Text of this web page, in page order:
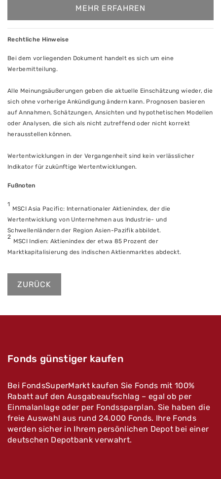
MEHR ERFAHREN
Rechtliche Hinweise
Bei dem vorliegenden Dokument handelt es sich um eine
Werbemitteilung.
Alle Meinungsäußerungen geben die aktuelle Einschätzung wieder, die
sich ohne vorherige Ankündigung ändern kann. Prognosen basieren
auf Annahmen, Schätzungen, Ansichten und hypothetischen Modellen
oder Analysen, die sich als nicht zutreffend oder nicht korrekt
herausstellen können.
Wertentwicklungen in der Vergangenheit sind kein verlässlicher
Indikator für zukünftige Wertentwicklungen.
Fußnoten
1
MSCI Asia Pacific: Internationaler Aktienindex, der die
Wertentwicklung von Unternehmen aus Industrie- und
Schwellenländern der Region Asien-Pazifik abbildet.
2
MSCI Indien: Aktienindex der etwa 85 Prozent der
Marktkapitalisierung des indischen Aktienmarktes abdeckt.
ZURÜCK
Fonds günstiger kaufen
Bei FondsSuperMarkt kaufen Sie Fonds mit 100%
Rabatt auf den Ausgabeaufschlag – egal ob per
Einmalanlage oder per Fondssparplan. Sie haben die
freie Auswahl aus rund 24.000 Fonds. Ihre Fonds
werden sicher in Ihrem persönlichen Depot bei einer
deutschen Depotbank verwahrt.